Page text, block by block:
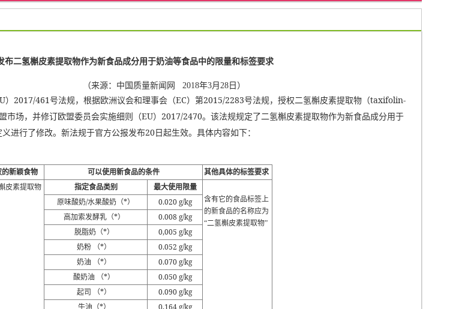
布二氢槲皮素提取物作为新食品成分用于奶油等食品中的限量和标签要求
（来源：中国质量新闻网 2018年3月28日）
）2017/461号法规，根据欧洲议会和理事会（EC）第2015/2283号法规，授权二氢槲皮素提取物（taxifolin-
场，并修订欧盟委员会实施细则（EU）2017/2470。该法规规定了二氢槲皮素提取物作为新食品成分用于
进行了修改。新法规于官方公报发布20日起生效。具体内容如下：
新颖食物 可以使用新食品的条件
其他具体的标签要求
皮素提取物
指定食品类别
最大使用限量
含有它的食品标签上
的新食品的名称应为
“二氢槲皮素提取物”
原味酸奶/水果酸奶（*）
0.020 g/kg
高加索发酵乳（*）
0.008 g/kg
脱脂奶（*）
0,005 g/kg
奶粉 （*）
0.052 g/kg
奶油 （*）
0.070 g/kg
酸奶油 （*）
0.050 g/kg
起司 （*）
0.090 g/kg
牛油（*）
0,164 g/kg